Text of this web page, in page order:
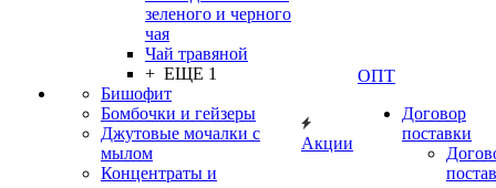
зеленого и черного
чая
Чай травяной
+ ЕЩЕ 1
Бишофит
Бомбочки и гейзеры
Джутовые мочалки с
мылом
Концентраты и
Акции
ОПТ
Договор
поставки